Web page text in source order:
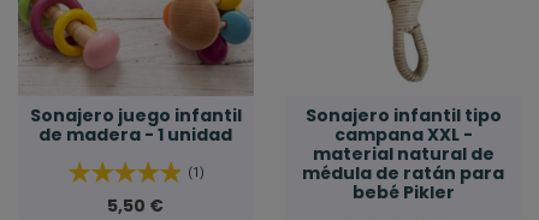
Sonajero juego infantil
de madera - 1 unidad
(1)
5,50 €
Sonajero infantil tipo
campana XXL -
material natural de
médula de ratán para
bebé Pikler